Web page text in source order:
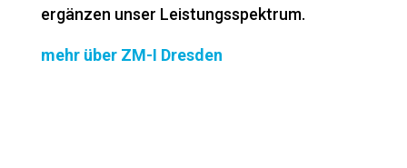
ergänzen unser Leistungsspektrum.
mehr über ZM-I Dresden